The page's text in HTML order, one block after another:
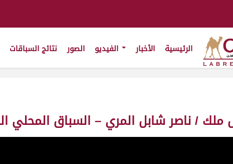
الرئيسية الأخبار الصور نتائج السباقات